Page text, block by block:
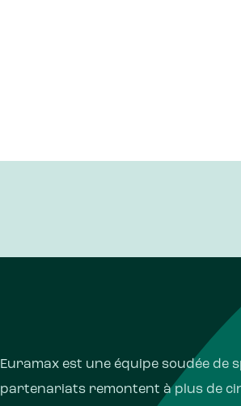
Euramax est une équipe soudée de
partenariats remontent à plus de